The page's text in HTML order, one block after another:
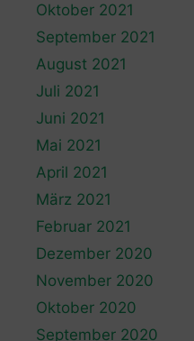
Oktober 2021
September 2021
August 2021
Juli 2021
Juni 2021
Mai 2021
April 2021
März 2021
Februar 2021
Dezember 2020
November 2020
Oktober 2020
September 2020